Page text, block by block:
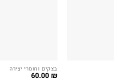
בצקים וחומרי יצירה
60.00 ₪